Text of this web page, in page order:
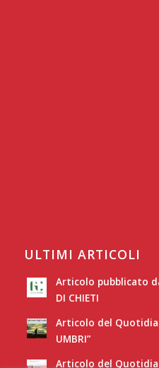
ULTIMI ARTICOLI
Articolo pubblicato
DI CHIETI
Articolo del
UMBRI”
Articolo del